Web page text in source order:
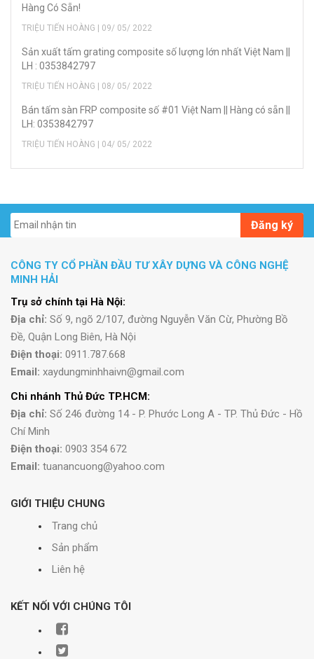
Hàng Có Sẵn!
TRIỆU TIẾN HOÀNG | 09/ 05/ 2022
Sản xuất tấm grating composite số lượng lớn nhất Việt Nam ||
LH : 0353842797
TRIỆU TIẾN HOÀNG | 08/ 05/ 2022
Bán tấm sàn FRP composite số #01 Việt Nam || Hàng có sẵn ||
LH: 0353842797
TRIỆU TIẾN HOÀNG | 04/ 05/ 2022
Đăng ký
CÔNG TY CỔ PHẦN ĐẦU TƯ XÂY DỰNG VÀ CÔNG NGHỆ
MINH HẢI
Trụ sở chính tại Hà Nội:
Địa chỉ: Số 9, ngõ 2/107, đường Nguyễn Văn Cừ, Phường Bồ
Đề, Quận Long Biên, Hà Nội
Điện thoại: 0911.787.668
Email: xaydungminhhaivn@gmail.com
Chi nhánh Thủ Đức TP.HCM:
Địa chỉ: Số 246 đường 14 - P. Phước Long A - TP. Thủ Đức - Hồ
Chí Minh
Điện thoại: 0903 354 672
Email: tuanancuong@yahoo.com
GIỚI THIỆU CHUNG
Trang chủ
Sản phẩm
Liên hệ
KẾT NỐI VỚI CHÚNG TÔI